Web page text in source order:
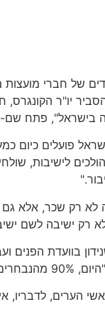
חברי מועצות
יו"ר
פתח שם-
לישיבות,
לא רק שכר, אלא
לא רק ישיבה לשם
בוועדת הפנים
ציבור בלי כלים?"
לדבריו,